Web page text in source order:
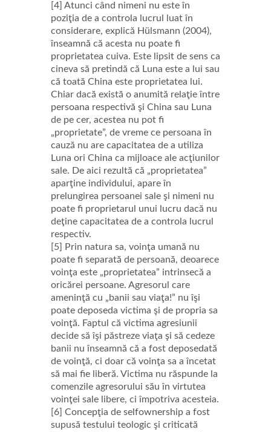
[4] Atunci când nimeni nu este în
poziţia de a controla lucrul luat în
considerare, explică Hülsmann (2004),
înseamnă că acesta nu poate fi
proprietatea cuiva. Este lipsit de sens ca
cineva să pretindă că Luna este a lui sau
că toată China este proprietatea lui.
Chiar dacă există o anumită relaţie între
persoana respectivă şi China sau Luna
de pe cer, acestea nu pot fi
„proprietate”, de vreme ce persoana în
cauză nu are capacitatea de a utiliza
Luna ori China ca mijloace ale acţiunilor
sale. De aici rezultă că „proprietatea”
aparţine individului, apare în
prelungirea persoanei sale şi nimeni nu
poate fi proprietarul unui lucru dacă nu
deţine capacitatea de a controla lucrul
respectiv.
[5] Prin natura sa, voinţa umană nu
poate fi separată de persoană, deoarece
voinţa este „proprietatea” intrinsecă a
oricărei persoane. Agresorul care
ameninţă cu „banii sau viaţa!” nu îşi
poate deposeda victima şi de propria sa
voinţă. Faptul că victima agresiunii
decide să îşi păstreze viaţa şi să cedeze
banii nu înseamnă că a fost deposedată
de voinţă, ci doar că voinţa sa a încetat
să mai fie liberă. Victima nu răspunde la
comenzile agresorului său în virtutea
voinţei sale libere, ci împotriva acesteia.
[6] Concepţia de selfownership a fost
supusă testului teologic şi criticată